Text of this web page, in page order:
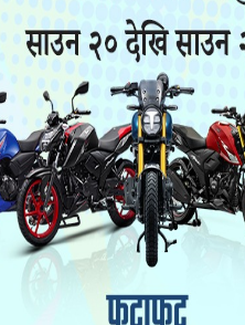
सिरहा
राईनको गम्भीर प्रश्न